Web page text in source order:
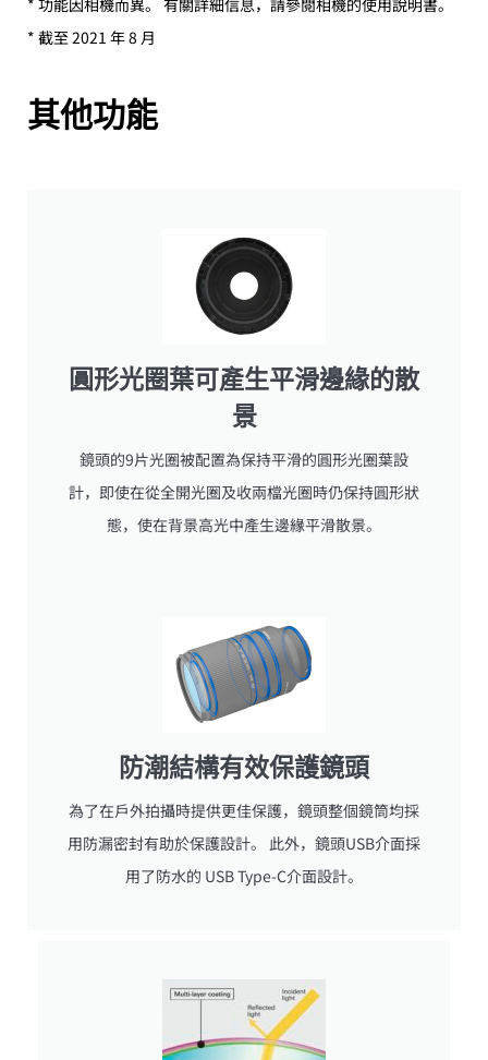
* 功能因相機而異。 有關詳細信息，請參閱相機的使用說明書。
* 截至 2021 年 8 月
其他功能
圓形光圈葉可產生平滑邊緣的散
景
鏡頭的9片光圈被配置為保持平滑的圓形光圈葉設
計，即使在從全開光圈及收兩檔光圈時仍保持圓形狀
態，使在背景高光中產生邊緣平滑散景。
防潮結構有效保護鏡頭
為了在戶外拍攝時提供更佳保護，鏡頭整個鏡筒均採
用防漏密封有助於保護設計。 此外，鏡頭USB介面採
用了防水的 USB Type-C介面設計。